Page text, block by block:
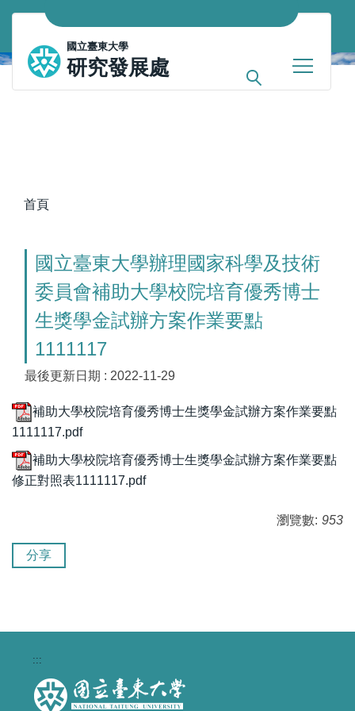
跳
主
要
內
國立臺東大學
研究發展處
首頁
國立臺東大學辦理國家科學及技術
委員會補助大學校院培育優秀博士
生獎學金試辦方案作業要點
1111117
最後更新日期 : 2022-11-29
補助大學校院培育優秀博士生獎學金試辦方案作業要點
1111117.pdf
補助大學校院培育優秀博士生獎學金試辦方案作業要點
修正對照表1111117.pdf
瀏覽數: 953
分享
:::